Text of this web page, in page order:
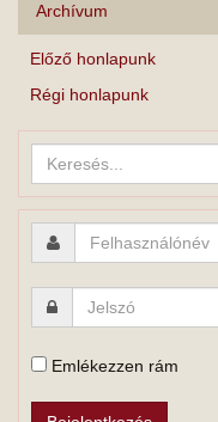
Archívum
Előző honlapunk
Régi honlapunk
Keresés...
Emlékezzen rám